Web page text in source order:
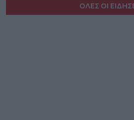
ΟΛΕΣ ΟΙ